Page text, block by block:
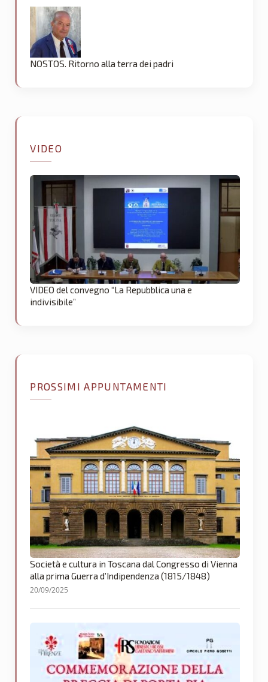
NOSTOS. Ritorno alla terra dei padri
VIDEO
VIDEO del convegno “La Repubblica una e
indivisibile”
PROSSIMI APPUNTAMENTI
Società e cultura in Toscana dal Congresso di Vienna
alla prima Guerra d’Indipendenza (1815/1848)
20/09/2025